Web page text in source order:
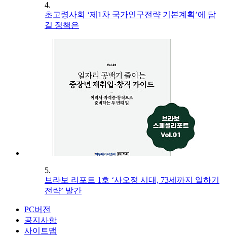
4.
초고령사회 ‘제1차 국가인구전략 기본계획’에 담
길 정책은
5.
브라보 리포트 1호 ‘사오정 시대, 73세까지 일하기
전략’ 발간
PC버전
공지사항
사이트맵